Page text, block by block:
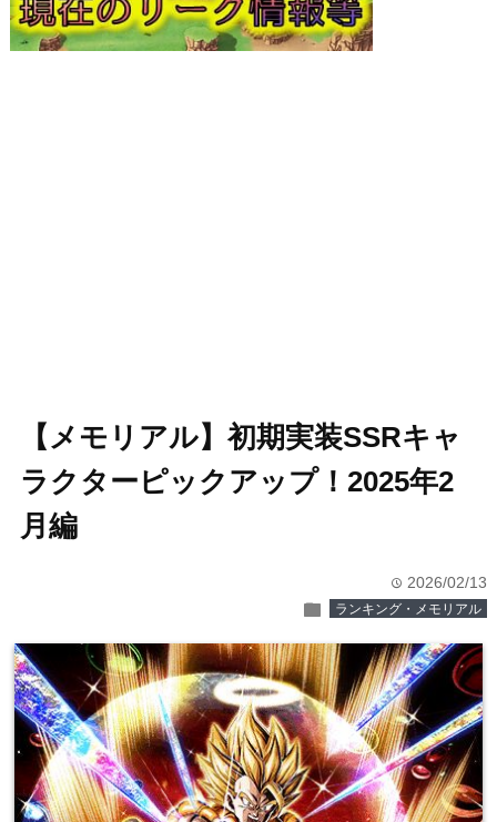
【メモリアル】初期実装SSRキャ
ラクターピックアップ！2025年2
月編
time 2026/02/13
folder ランキング・メモリアル